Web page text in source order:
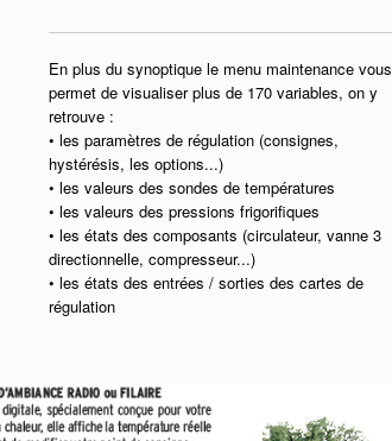
En plus du synoptique le menu maintenance vous
permet de visualiser plus de 170 variables, on y
retrouve :
• les paramètres de régulation (consignes,
hystérésis, les options...)
• les valeurs des sondes de températures
• les valeurs des pressions frigorifiques
• les états des composants (circulateur, vanne 3
directionnelle, compresseur...)
• les états des entrées / sorties des cartes de
régulation